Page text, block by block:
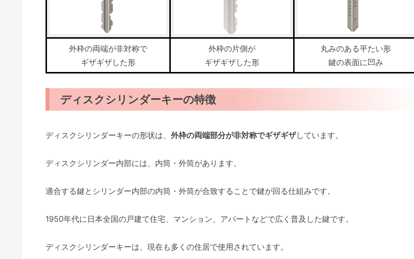
外枠の両端が非対称で
ギザギザした形
外枠の片側が
ギザギザした形
丸みのある平たい形
鍵の表面に凹み
ディスクシリンダーキーの特徴
ディスクシリンダーキーの形状は、 外枠の両端部分が非対称でギザギザしています。
ディスクシリンダー内部には、内筒・外筒があります。
適合する鍵とシリンダー内部の内筒・外筒が合致することで鍵が回る仕組みです。
1950年代に日本全国の戸建て住宅、マンション、アパートなどで広く普及した鍵です。
ディスクシリンダーキーは、現在も多くの住居で使用されています。